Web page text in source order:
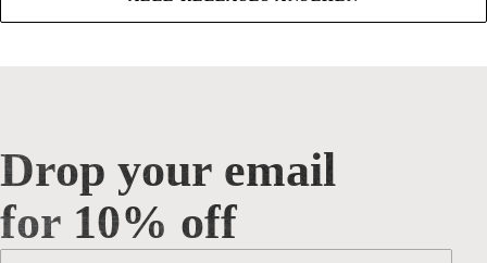
Drop your email for 10% off
Drop your email
for 10% off